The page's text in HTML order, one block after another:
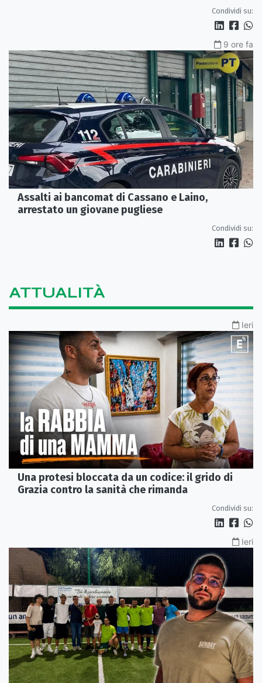
Condividi su:
9 ore fa
Assalti ai bancomat di Cassano e Laino,
arrestato un giovane pugliese
Condividi su:
ATTUALITÀ
Ieri
Una protesi bloccata da un codice: il grido di
Grazia contro la sanità che rimanda
Condividi su:
Ieri